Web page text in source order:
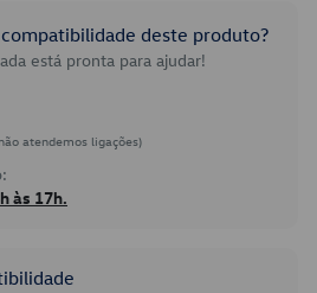
deste produto?
está pronta para ajudar!
atendemos ligações)
às 17h.